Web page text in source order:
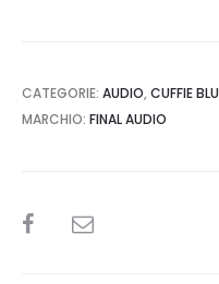
CATEGORIE: AUDIO, CUFFIE
MARCHIO: FINAL AUDIO
SHARE